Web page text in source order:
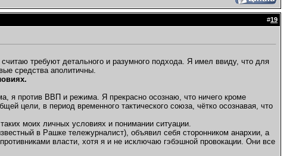
#19
требуют детального и разумного подхода. Я имел ввиду, что для
средства аполитичны.
я против ВВП и режима. Я прекрасно осознаю, что ничего кроме
цели, в период временного тактического союза, чётко осознавая, что
моих личных условиях и понимании ситуации.
в Рашке тележурналист), объявил себя сторонником анархии, а
власти, хотя я и не исключаю гэбэшной провокации. Они все